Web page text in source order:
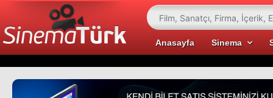
Anasayfa Sinema